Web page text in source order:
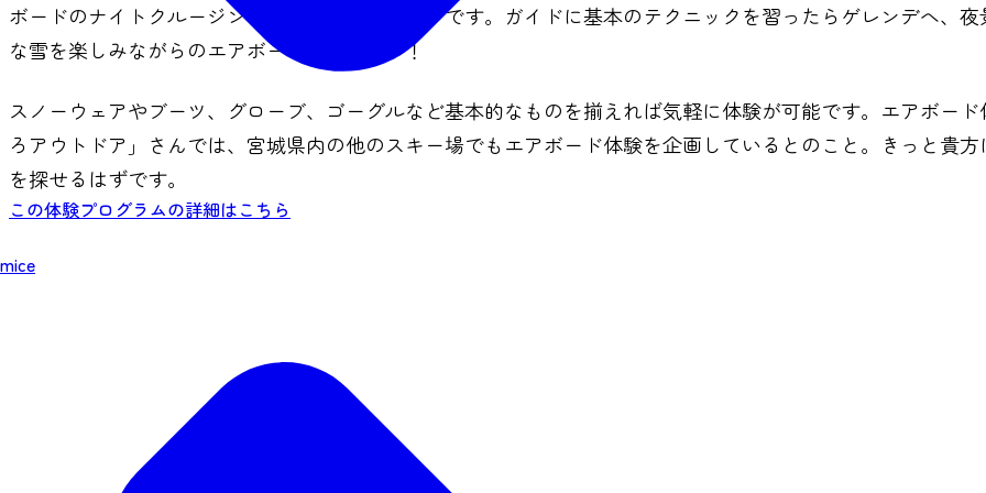
mice
ボードのナイトクルージングが楽しめるゲレンデです。ガイドに基本のテクニックを習ったらゲレンデへ、
な雪を楽しみながらのエアボードは最高です！
スノーウェアやブーツ、グローブ、ゴーグルなど基本的なものを揃えれば気軽に体験が可能です。エアボー
ろアウトドア」さんでは、宮城県内の他のスキー場でもエアボード体験を企画しているとのこと。きっと貴
を探せるはずです。
この体験プログラムの詳細はこちら